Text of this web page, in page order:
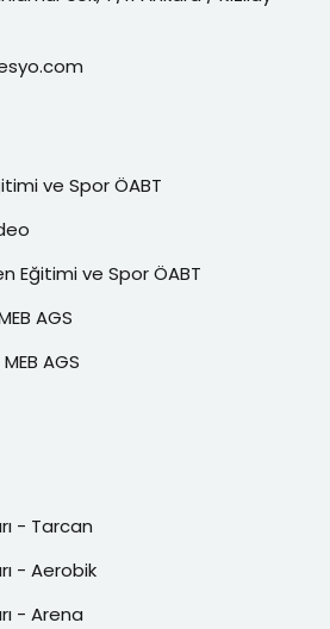
ve Spor ÖABT
Eğitimi ve Spor ÖABT
AGS
AGS
- Tarcan
- Aerobik
- Arena